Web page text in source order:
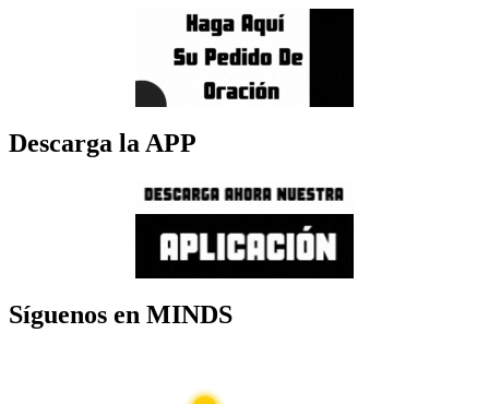
Descarga la APP
Síguenos en MINDS